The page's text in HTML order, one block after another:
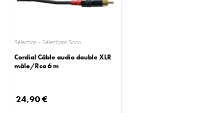
Sélection - Sélections Sono
Cordial Câble audio double XLR
mâle/Rca 6 m
24,90 €